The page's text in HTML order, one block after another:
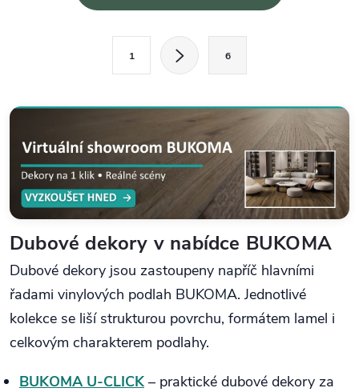
1 6
Dubové dekory v nabídce BUKOMA
Dubové dekory jsou zastoupeny napříč hlavními
řadami vinylových podlah BUKOMA. Jednotlivé
kolekce se liší strukturou povrchu, formátem lamel i
celkovým charakterem podlahy.
BUKOMA U-CLICK – praktické dubové dekory za